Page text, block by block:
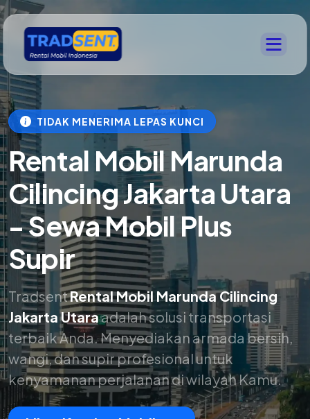
TIDAK MENERIMA LEPAS KUNCI
Rental Mobil Marunda
Cilincing Jakarta Utara
- Sewa Mobil Plus
Supir
TradsentRental Mobil Marunda Cilincing
Jakarta Utaraadalah solusi transportasi
terbaik Anda. Menyediakan armada bersih,
wangi, dan supir profesional untuk
kenyamanan perjalanan di wilayah Kamu.